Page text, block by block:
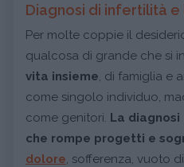
Diagnosi di infertilità e
Per molte coppie il
qualcosa di grande che si
vita insieme , di famiglia e
come singolo individuo,
come genitori. La
che rompe progetti e
dolore , sofferenza, vuoto